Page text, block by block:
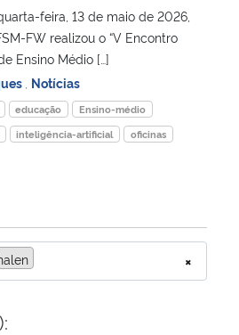
Inovações e Comunicações
feira, 13 de maio de 2026,
FW realizou o “V Encontro
Ensino Médio […]
Notícias
educação
Ensino-médio
inteligência-artificial oficinas
×